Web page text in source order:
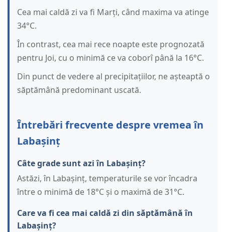
Cea mai caldă zi va fi Marți, când maxima va atinge
34°C.
În contrast, cea mai rece noapte este prognozată
pentru Joi, cu o minimă ce va coborî până la 16°C.
Din punct de vedere al precipitațiilor, ne așteaptă o
săptămână predominant uscată.
Întrebări frecvente despre vremea în
Labașinț
Câte grade sunt azi în Labașinț?
Astăzi, în Labașinț, temperaturile se vor încadra
între o minimă de 18°C și o maximă de 31°C.
Care va fi cea mai caldă zi din săptămână în
Labașinț?